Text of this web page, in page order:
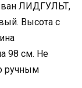
ЛИДГУЛЬТ,
Высота с
98 см. Не
ручным